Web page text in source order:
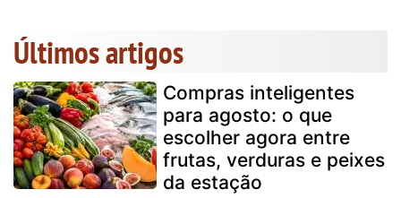
Últimos artigos
Compras inteligentes
para agosto: o que
escolher agora entre
frutas, verduras e peixes
da estação